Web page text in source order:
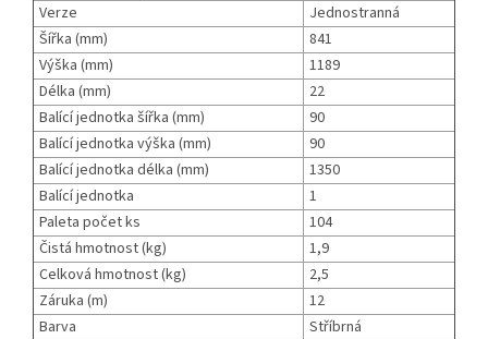
Verze
Jednostranná
Šířka (mm)
841
Výška (mm)
1189
Délka (mm)
22
Balící jednotka šířka (mm)
90
Balící jednotka výška (mm)
90
Balící jednotka délka (mm)
1350
Balící jednotka
1
Paleta počet ks
104
Čistá hmotnost (kg)
1,9
Celková hmotnost (kg)
2,5
Záruka (m)
12
Barva
Stříbrná